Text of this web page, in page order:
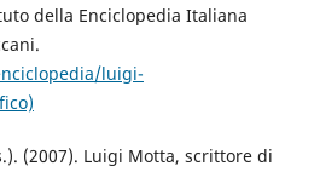
della Enciclopedia Italiana
luigi-
(2007). Luigi Motta, scrittore di